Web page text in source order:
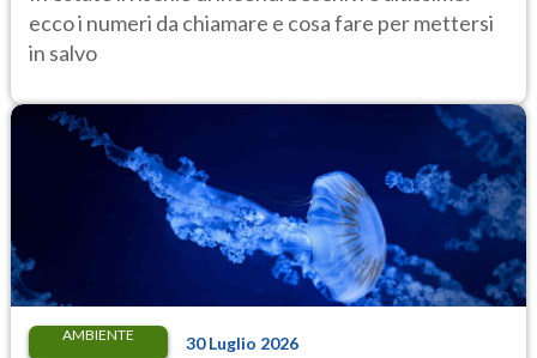
ecco i numeri da chiamare e cosa fare per mettersi
in salvo
AMBIENTE 30 Luglio 2026